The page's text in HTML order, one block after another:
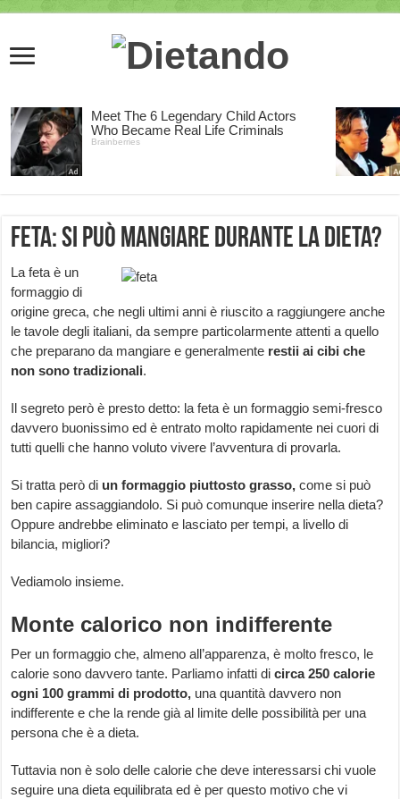
Feta: si può mangiare durante la dieta?
La feta è un
formaggio di
origine greca, che negli ultimi anni è riuscito a raggiungere anche
le tavole degli italiani, da sempre particolarmente attenti a quello
che preparano da mangiare e generalmente restii ai cibi che
non sono tradizionali.
Il segreto però è presto detto: la feta è un formaggio semi-fresco
davvero buonissimo ed è entrato molto rapidamente nei cuori di
tutti quelli che hanno voluto vivere l’avventura di provarla.
Si tratta però di un formaggio piuttosto grasso, come si può
ben capire assaggiandolo. Si può comunque inserire nella dieta?
Oppure andrebbe eliminato e lasciato per tempi, a livello di
bilancia, migliori?
Vediamolo insieme.
Monte calorico non indifferente
Per un formaggio che, almeno all’apparenza, è molto fresco, le
calorie sono davvero tante. Parliamo infatti dicirca 250 calorie
ogni 100 grammi di prodotto, una quantità davvero non
indifferente e che la rende già al limite delle possibilità per una
persona che è a dieta.
Tuttavia non è solo delle calorie che deve interessarsi chi vuole
seguire una dieta equilibrata ed è per questo motivo che vi